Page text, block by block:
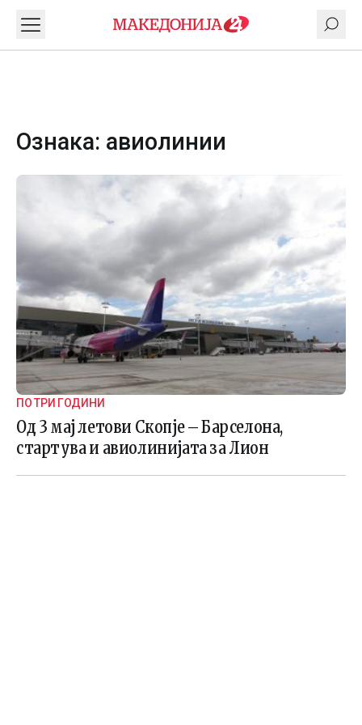
Ознака: авиолинии
ПО ТРИ ГОДИНИ
Од 3 мај летови Скопје – Барселона,
стартува и авиолинијата за Лион